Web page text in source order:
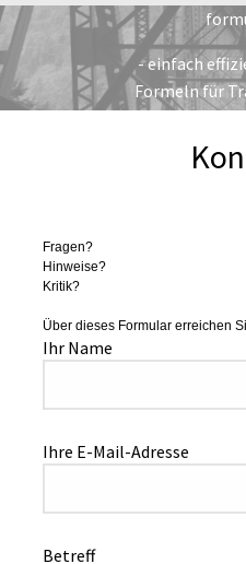
Zum
Inhalt
springen
- einfach
Formeln für
Fragen?
Hinweise?
Kritik?
Über dieses Formular erreichen
Ihr Name
Ihre E-Mail-Adresse
Betreff